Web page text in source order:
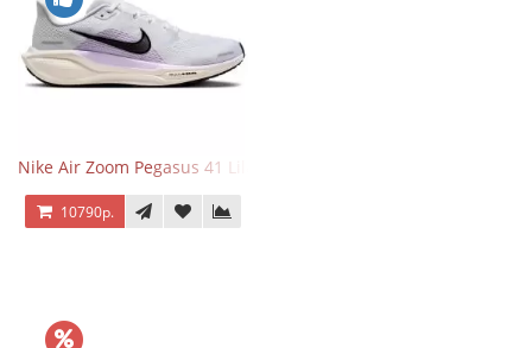
Nike Air Zoom Pegasus 41 Lilac Bloom
10790р.